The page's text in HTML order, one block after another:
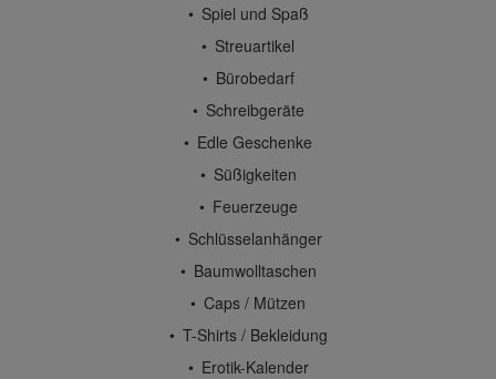
Spiel und Spaß
Streuartikel
Bürobedarf
Schreibgeräte
Edle Geschenke
Süßigkeiten
Feuerzeuge
Schlüsselanhänger
Baumwolltaschen
Caps / Mützen
T-Shirts / Bekleidung
Erotik-Kalender